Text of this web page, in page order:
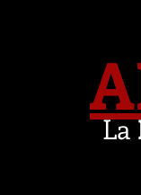
La